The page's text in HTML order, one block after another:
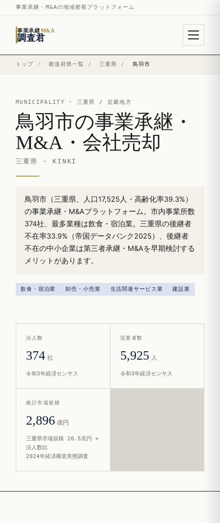
事業承継・M&Aの地域密着プラットフォーム
事業承継M&A
調査君
トップ / 都道府県一覧 / 三重県 / 鳥羽市
MUNICIPALITY · 三重県 / 近畿地方
鳥羽市の事業承継・
M&A・会社売却
三重県 · KINKI
鳥羽市（三重県、人口17,525人・高齢化率39.3%）
の事業承継・M&Aプラットフォーム。市内事業所数
374社、最多業種は飲食・宿泊業。三重県の後継者
不在率33.9%（帝国データバンク2025）、後継者
不在の中小企業は第三者承継・M&Aを早期検討する
メリットがあります。
飲食・宿泊業 卸売・小売業 生活関連サービス業 建設業
法人数
374 社
令和3年経済センサス
従業者数
5,925 人
令和3年経済センサス
推計市場規模
2,896 億円
三重県市場規模 20.5兆円 ×
法人数比
2024年経済構造実態調査